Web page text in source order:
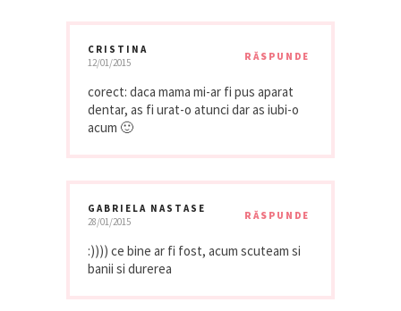
CRISTINA
12/01/2015
RĂSPUNDE
corect: daca mama mi-ar fi pus aparat
dentar, as fi urat-o atunci dar as iubi-o
acum 🙂
GABRIELA NASTASE
28/01/2015
RĂSPUNDE
:)))) ce bine ar fi fost, acum scuteam si
banii si durerea